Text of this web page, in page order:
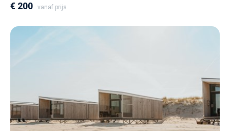
€ 200 vanaf prijs